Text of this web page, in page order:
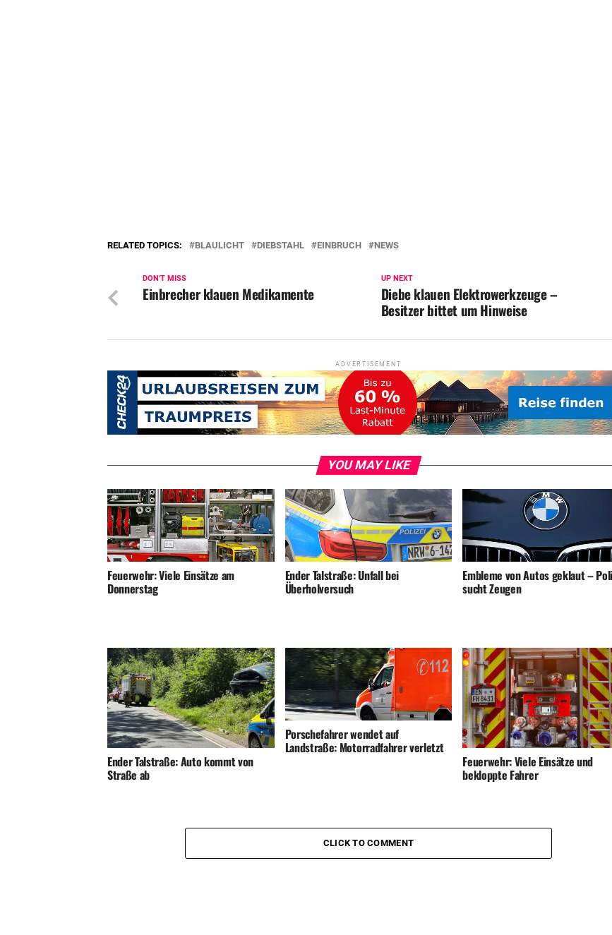
RELATED TOPICS: BLAULICHT DIEBSTAHL EINBRUCH NEWS
UP NEXT
Diebe klauen Elektrowerkzeuge –
Besitzer bittet um Hinweise
DON'T MISS
Einbrecher klauen Medikamente
ADVERTISEMENT
YOU MAY LIKE
Feuerwehr: Viele Einsätze am
Donnerstag
Ender Talstraße: Unfall bei
Überholversuch
Embleme von Autos geklaut –
sucht Zeugen
Ender Talstraße: Auto kommt von
Straße ab
Porschefahrer wendet auf
Landstraße: Motorradfahrer verletzt
Feuerwehr: Viele Einsätze und
bekloppte Fahrer
CLICK TO COMMENT